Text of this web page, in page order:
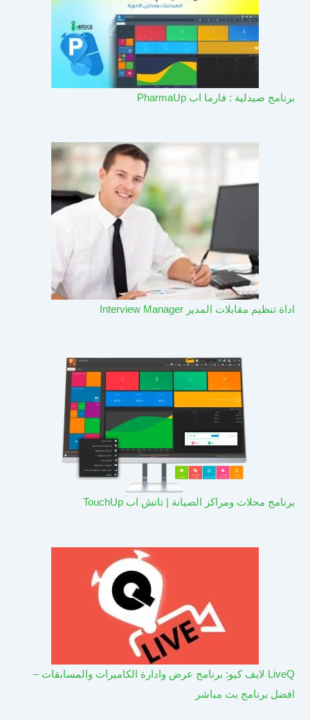
برنامج صيدلية : فارما اب PharmaUp​
اداة تنظيم مقابلات المدير Interview Manager
برنامج محلات ومراكز الصيانة | تاتش اب TouchUp
LiveQ لايف كيو: برنامج عرض وادارة الكاميرات والمسابقات –
افضل برنامج بث مباشر